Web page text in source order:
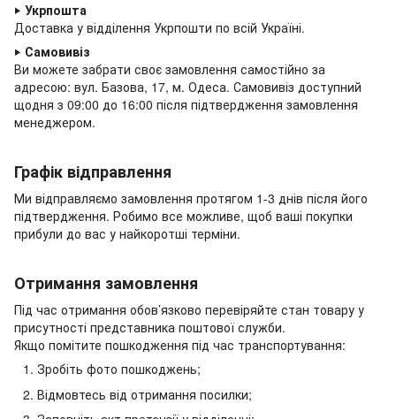
‣ Укрпошта
Доставка у відділення Укрпошти по всій Україні.
‣ Самовивіз
Ви можете забрати своє замовлення самостійно за
адресою: вул. Базова, 17, м. Одеса. Самовивіз доступний
щодня з 09:00 до 16:00 після підтвердження замовлення
менеджером.
Графік відправлення
Ми відправляємо замовлення протягом 1-3 днів після його
підтвердження. Робимо все можливе, щоб ваші покупки
прибули до вас у найкоротші терміни.
Отримання замовлення
Під час отримання обов’язково перевіряйте стан товару у
присутності представника поштової служби.
Якщо помітите пошкодження під час транспортування:
Зробіть фото пошкоджень;
Відмовтесь від отримання посилки;